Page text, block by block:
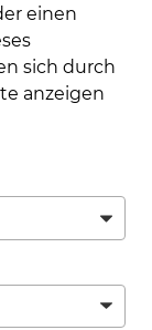
einen
sich durch
anzeigen